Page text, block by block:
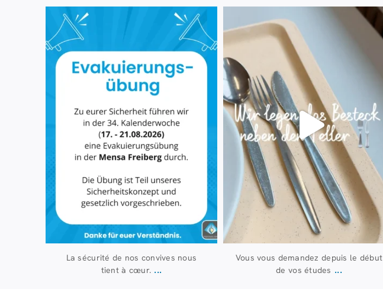
La sécurité de nos convives nous
tient à cœur. ...
224
Vous vous demandez depuis le début
de vos études ...